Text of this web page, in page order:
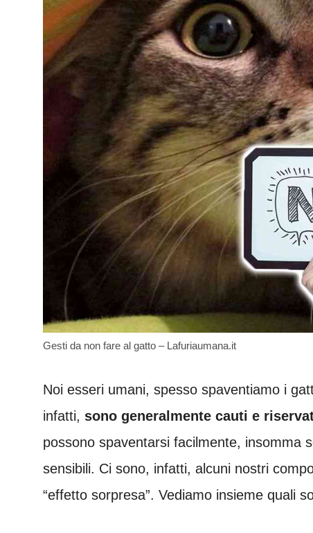
Gesti da non fare al gatto – Lafuriaumana.it
Noi esseri umani, spesso spaventiamo i
infatti, sono generalmente cauti e
possono spaventarsi facilmente, insomma
sensibili. Ci sono, infatti, alcuni nostri
“effetto sorpresa”. Vediamo insieme quali